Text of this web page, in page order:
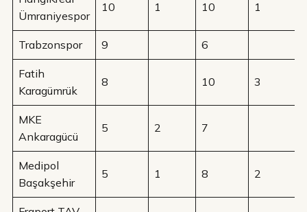
Ümraniyespor
10 1 10 1
Trabzonspor 9 6
Fatih
Karagümrük
8 10 3
MKE
Ankaragücü
5 2 7
Medipol
Başakşehir
5 1 8 2